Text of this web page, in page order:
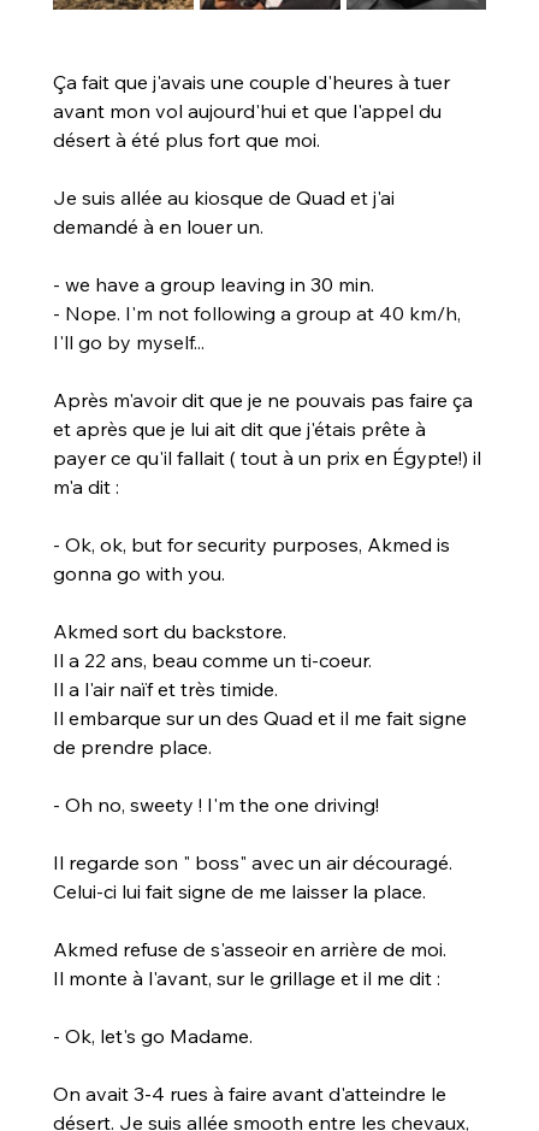
Ça fait que j'avais une couple d'heures à tuer
avant mon vol aujourd'hui et que l'appel du
désert à été plus fort que moi.
Je suis allée au kiosque de Quad et j'ai
demandé à en louer un.
- we have a group leaving in 30 min.
- Nope. I'm not following a group at 40 km/h,
I'll go by myself...
Après m'avoir dit que je ne pouvais pas faire ça
et après que je lui ait dit que j'étais prête à
payer ce qu'il fallait ( tout à un prix en Égypte!) il
m'a dit :
- Ok, ok, but for security purposes, Akmed is
gonna go with you.
Akmed sort du backstore.
Il a 22 ans, beau comme un ti-coeur.
Il a l'air naïf et très timide.
Il embarque sur un des Quad et il me fait signe
de prendre place.
- Oh no, sweety ! I'm the one driving!
Il regarde son " boss" avec un air découragé.
Celui-ci lui fait signe de me laisser la place.
Akmed refuse de s'asseoir en arrière de moi.
Il monte à l'avant, sur le grillage et il me dit :
- Ok, let's go Madame.
On avait 3-4 rues à faire avant d'atteindre le
désert. Je suis allée smooth entre les chevaux,